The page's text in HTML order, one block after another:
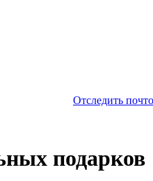
Отследить
подарков